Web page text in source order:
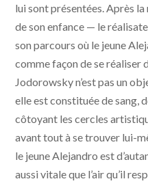
lui sont présentées. Après
de son enfance — le
son parcours où le jeune
comme façon de se réaliser
Jodorowsky n’est pas un
elle est constituée de sang,
côtoyant les cercles
avant tout à se trouver lui-
le jeune Alejandro est
aussi vitale que l’air qu’il